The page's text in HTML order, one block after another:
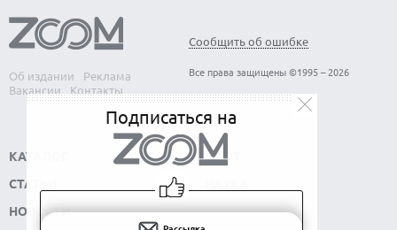
Об издании
Реклама
Вакансии
Контакты
Сообщить об ошибке
Все права защищены ©1995 – 2026
КАТАЛОГ
СТАТЬИ
НОВОСТИ
СОФТ
Подписаться на